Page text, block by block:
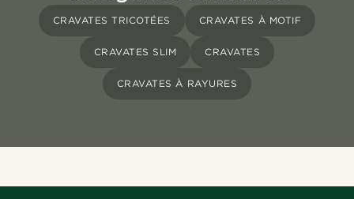
CRAVATES TRICOTÉES CRAVATES À MOTIF
CRAVATES SLIM CRAVATES
CRAVATES À RAYURES